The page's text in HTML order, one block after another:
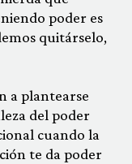
poder es
quitárselo,
a plantearse
del poder
cuando la
te da poder